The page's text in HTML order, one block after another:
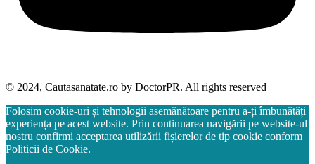
© 2024, Cautasanatate.ro by DoctorPR. All rights reserved
Folosim cookie-uri și tehnologii asemănătoare pentru a-ți îmbunătăți
experiența pe acest website. Prin continuarea navigării pe website-ul
nostru confirmi acceptarea utilizării fișierelor de tip cookie conform
Politicii de Cookie.